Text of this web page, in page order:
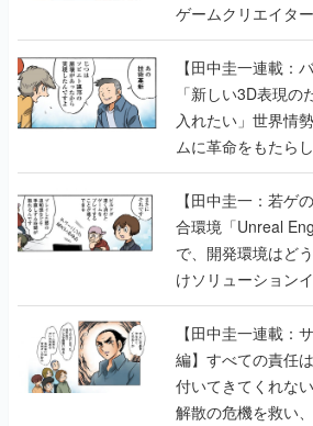
ゲームクリエイタ
【若ゲのいたり最
【田中圭一連載：
「新しい3D表現の
入れたい」世界情
ムに革命をもたら
のいたり】
【田中圭一：若ゲ
合環境「Unreal
で、開発環境はど
けソリューション
に行って、より理
【田中圭一連載：
編】すべての責任
付いてきてくれな
解散の危機を救い